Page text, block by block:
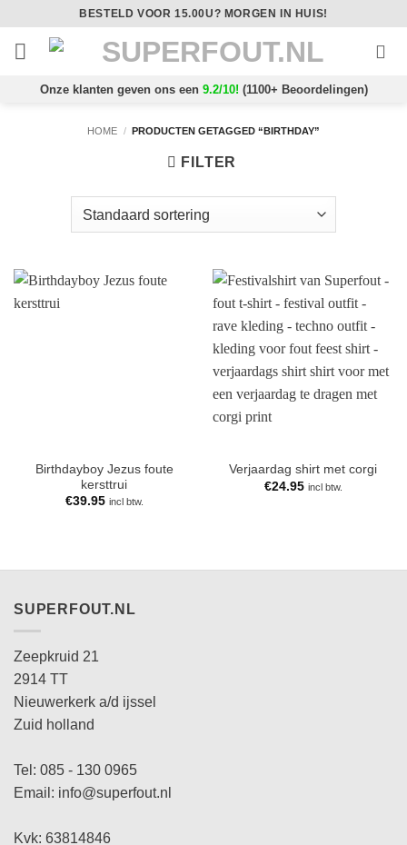
inhoud
BESTELD VOOR 15.00U? MORGEN IN HUIS!
Onze klanten geven ons een 9.2/10! (1100+ Beoordelingen)
HOME / PRODUCTEN GETAGGED “BIRTHDAY”
FILTER
Birthdayboy Jezus foute
kersttrui
€39.95 incl btw.
Verjaardag shirt met corgi
€24.95 incl btw.
SUPERFOUT.NL
Zeepkruid 21
2914 TT
Nieuwerkerk a/d ijssel
Zuid holland
Tel: 085 - 130 0965
Email: info@superfout.nl
Kvk: 63814846